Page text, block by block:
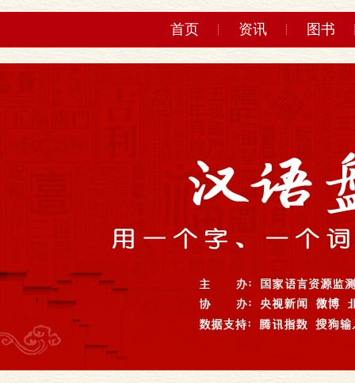
首页 资讯 图书